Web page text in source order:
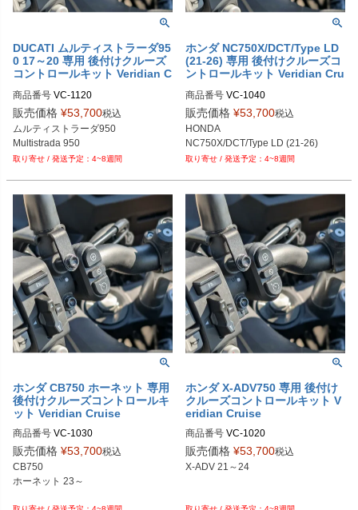
DUCATI ムルティストラーダ95
0 17～20 専用 後付けクルーズ
コントロールキット Veridian C
商品番号 VC-1120
販売価格 ¥53,700税込
ムルティストラーダ950
4~8週間
ホンダ NC750X/DCT/Type LD
(21-26) 専用 後付けクルーズコ
ントロールキット Veridian Cru
商品番号 VC-1040
M型番：1040
販売価格 ¥53,700税込
HONDA
NC750X/DCT/Type LD (21-26)
4~8週間
ホンダ CB750 ホーネット 専用
後付けクルーズコントロールキ
ット Veridian Cruise
商品番号 VC-1030
M型番：1030
販売価格 ¥53,700税込
CB750
ホーネット 23～
ホンダ X-ADV750 専用 後付け
クルーズコントロールキット V
eridian Cruise
商品番号 VC-1020
M型番：1020
販売価格 ¥53,700税込
X-ADV 21～24